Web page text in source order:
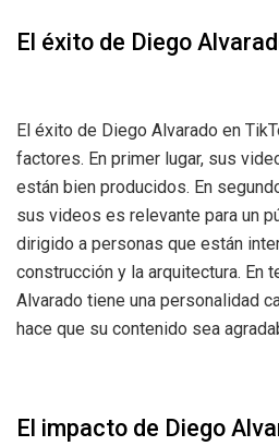
El éxito de Diego
El éxito de Diego Alvarado en
factores. En primer lugar, sus
están bien producidos. En
sus videos es relevante para un
dirigido a personas que están
construcción y la arquitectura. En
Alvarado tiene una personalidad
hace que su contenido sea
El impacto de Diego